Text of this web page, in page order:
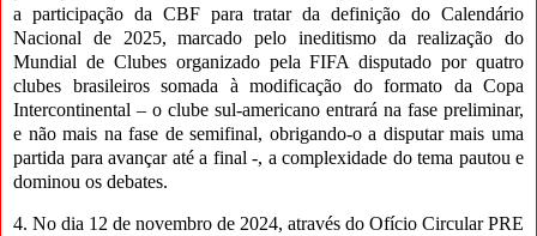
a participação da CBF para tratar da definição do Calendário
Nacional de 2025, marcado pelo ineditismo da realização do
Mundial de Clubes organizado pela FIFA disputado por quatro
clubes brasileiros somada à modificação do formato da Copa
Intercontinental – o clube sul-americano entrará na fase preliminar,
e não mais na fase de semifinal, obrigando-o a disputar mais uma
partida para avançar até a final -, a complexidade do tema pautou e
dominou os debates.
4. No dia 12 de novembro de 2024, através do Ofício Circular PRE